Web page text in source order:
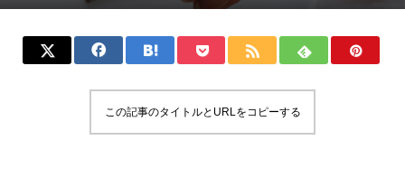
この記事のタイトルとURLをコピーする